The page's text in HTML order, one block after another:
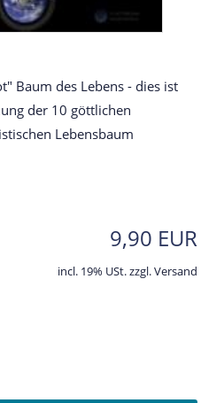
ist
der 10 göttlichen
Lebensbaum
9,90 EUR
incl. 19% USt. zzgl. Versand